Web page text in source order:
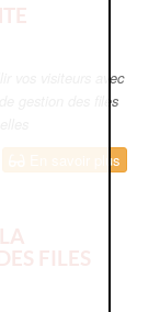
vos visiteurs avec
gestion des files
En savoir plus
FILES